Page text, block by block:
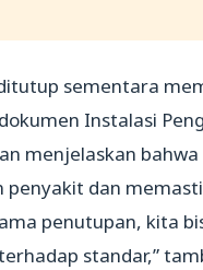
ditutup sementara
Instalasi
menjelaskan
penyakit dan
penutupan, kita
standar,”